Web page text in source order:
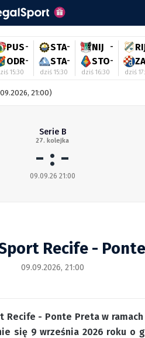
PUS-
ODR-
15:30
STA-
STA-
dziś 15:30
NIJ -
STO-
dziś 16:30 dziś
21:00)
Serie B
27. kolejka
- : -
09.09.26 21:00
Recife -
09.09.2026, 21:00
Recife - Ponte Preta w
się 9 września 2026 roku o